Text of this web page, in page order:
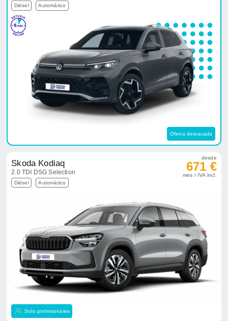
Diésel Automático
Oferta destacada
Skoda Kodiaq
2.0 TDI DSG Selection
Diésel Automático
desde
671 €
mes / IVA incl.
Solo profesionales